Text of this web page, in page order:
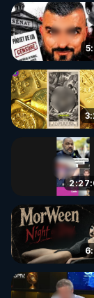
▶ 30 jours
de bien-être
Rendez-
le code :